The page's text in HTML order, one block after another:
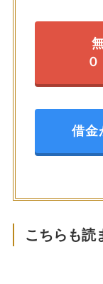
借金
こちらも読